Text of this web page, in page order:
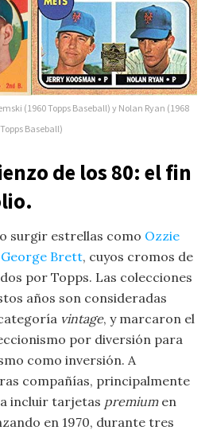
(1960 Topps Baseball) y Nolan Ryan (1968
Topps Baseball)
de los 80: el fin
surgir estrellas como Ozzie
George Brett, cuyos cromos de
por Topps. Las colecciones
años son consideradas
vintage, y marcaron el
por diversión para
como inversión. A
compañías, principalmente
incluir tarjetas premiumen
en 1970, durante tres